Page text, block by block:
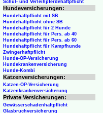
Schul- und Verleihpferdehaftpflicht
Hundeversicherungen:
Hundehaftpflicht mit SB
Hundehaftpflicht ohne SB
Hundehaftpflicht für 2 Hunde
Hundehaftpflicht für Pers. ab 40
Hundehaftpflicht für Pers. ab 60
Hundehaftpflicht für Kampfhunde
Zwingerhaftpflicht
Hunde-OP-Versicherung
Hundekrankenversicherung
Hunde-Kombi
Katzenversicherungen:
Katzen-OP-Versicherung
Katzenkrankenversicherung
Private Versicherungen:
Gewässerschadenhaftpflicht
Glasbruchversicherung